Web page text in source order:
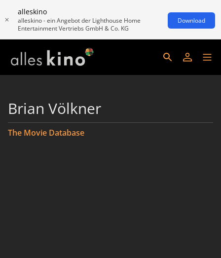
alleskino
alleskino - ein Angebot der Lighthouse Home
Entertainment Vertriebs GmbH & Co. KG
Download
Brian Völkner
The Movie Database